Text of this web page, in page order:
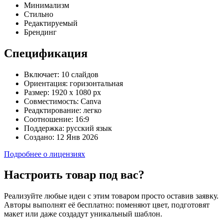
Минимализм
Стильно
Редактируемый
Брендинг
Спецификация
Включает: 10 слайдов
Ориентация: горизонтальная
Размер: 1920 x 1080 px
Совместимость: Canva
Реадктирование: легко
Соотношение: 16:9
Поддержка: русский язык
Создано: 12 Янв 2026
Подробнее о лицензиях
Настроить товар под вас?
Реализуйте любые идеи с этим товаром просто оставив заявку.
Авторы выполнят её бесплатно: поменяют цвет, подготовят
макет или даже создадут уникальный шаблон.